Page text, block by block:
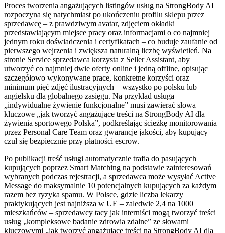
Proces tworzenia angażujących listingów usług na StrongBody AI
rozpoczyna się natychmiast po ukończeniu profilu sklepu przez
sprzedawcę – z prawdziwym avatar, zdjęciem okładki
przedstawiającym miejsce pracy oraz informacjami o co najmniej
jednym roku doświadczenia i certyfikatach – co buduje zaufanie od
pierwszego wejrzenia i zwiększa naturalną liczbę wyświetleń. Na
stronie Service sprzedawca korzysta z Seller Assistant, aby
utworzyć co najmniej dwie oferty online i jedną offline, opisując
szczegółowo wykonywane prace, konkretne korzyści oraz
minimum pięć zdjęć ilustracyjnych – wszystko po polsku lub
angielsku dla globalnego zasięgu. Na przykład usługa
„indywidualne żywienie funkcjonalne” musi zawierać słowa
kluczowe „jak tworzyć angażujące treści na StrongBody AI dla
żywienia sportowego Polska”, podkreślając ścieżkę monitorowania
przez Personal Care Team oraz gwarancje jakości, aby kupujący
czuł się bezpiecznie przy płatności escrow.
Po publikacji treść usługi automatycznie trafia do pasujących
kupujących poprzez Smart Matching na podstawie zainteresowań
wybranych podczas rejestracji, a sprzedawca może wysyłać Active
Message do maksymalnie 10 potencjalnych kupujących za każdym
razem bez ryzyka spamu. W Polsce, gdzie liczba lekarzy
praktykujących jest najniższa w UE – zaledwie 2,4 na 1000
mieszkańców – sprzedawcy tacy jak interniści mogą tworzyć treści
usług „kompleksowe badanie zdrowia zdalne” ze słowami
kluczowymi „jak tworzyć angażujące treści na StrongBody AI dla